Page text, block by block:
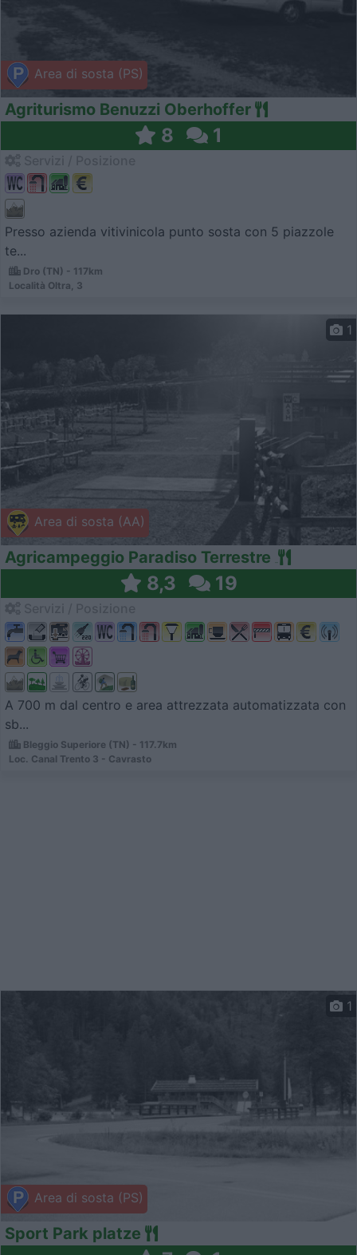
Area di sosta (PS)
Agriturismo Benuzzi Oberhoffer
8 1
Presso azienda vitivinicola punto sosta con 5 piazzole
te...
Dro (TN) - 117km
Località Oltra, 3
Area di sosta (AA)
1
Agricampeggio Paradiso Terrestre
8,3 19
A 700 m dal centro e area attrezzata automatizzata con
sb...
Bleggio Superiore (TN) - 117.7km
Loc. Canal Trento 3 - Cavrasto
Area di sosta (PS)
1
Sport Park platze